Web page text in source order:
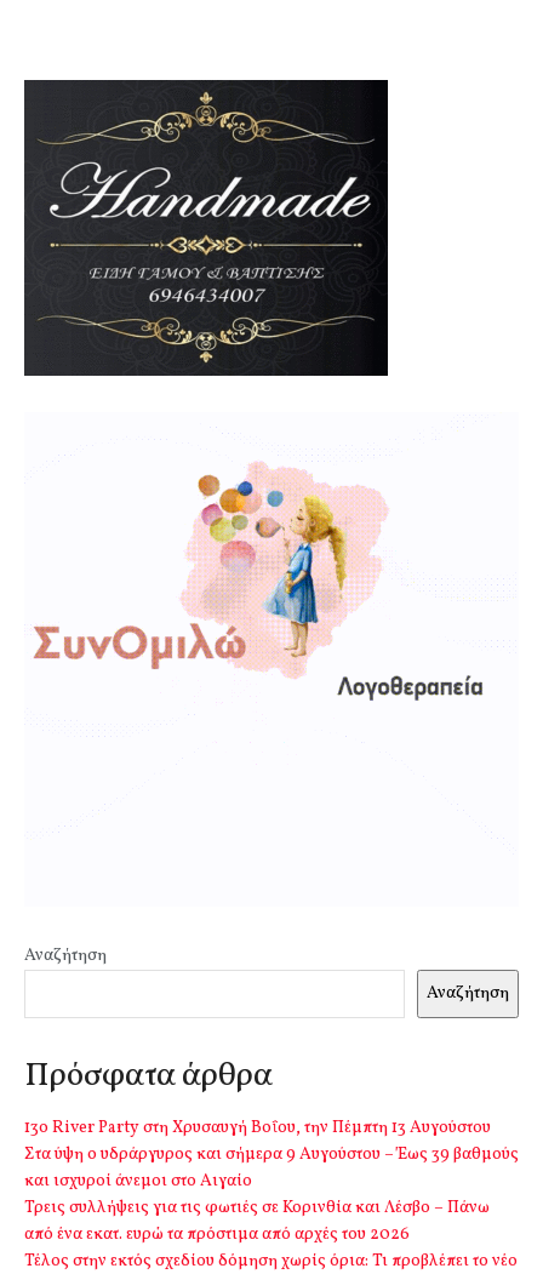
Αναζήτηση
Αναζήτηση
Πρόσφατα άρθρα
13o River Party στη Χρυσαυγή Βοΐου, την Πέμπτη 13 Αυγούστου
Στα ύψη ο υδράργυρος και σήμερα 9 Αυγούστου – Έως 39 βαθμούς
και ισχυροί άνεμοι στο Αιγαίο
Τρεις συλλήψεις για τις φωτιές σε Κορινθία και Λέσβο – Πάνω
από ένα εκατ. ευρώ τα πρόστιμα από αρχές του 2026
Τέλος στην εκτός σχεδίου δόμηση χωρίς όρια: Τι προβλέπει το νέο